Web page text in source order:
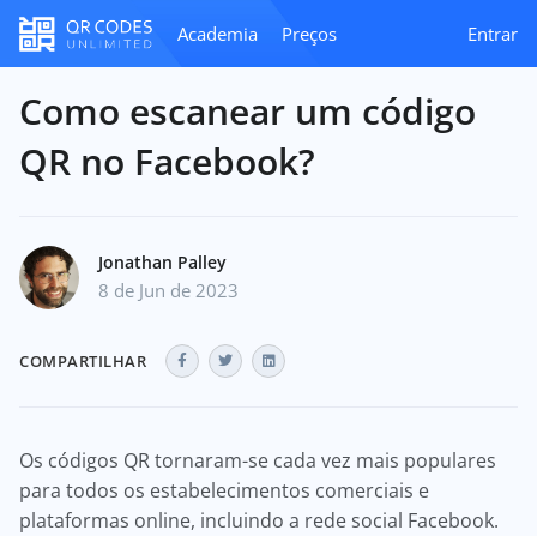
Academia Preços Entrar
Como escanear um código
QR no Facebook?
Jonathan Palley
8 de Jun de 2023
COMPARTILHAR
Os códigos QR tornaram-se cada vez mais populares
para todos os estabelecimentos comerciais e
plataformas online, incluindo a rede social Facebook.